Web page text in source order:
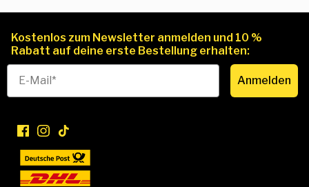
Kostenlos zum Newsletter anmelden und 10 %
Rabatt auf deine erste Bestellung erhalten:
Anmelden